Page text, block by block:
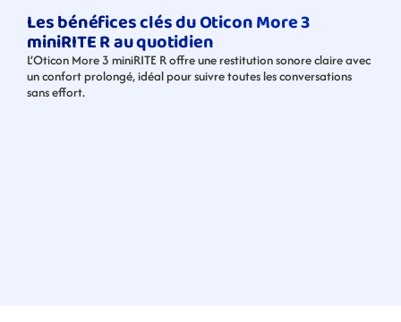
Les bénéfices clés du Oticon More 3
miniRITE R au quotidien
L’Oticon More 3 miniRITE R offre une restitution sonore claire avec
un confort prolongé, idéal pour suivre toutes les conversations
sans effort.